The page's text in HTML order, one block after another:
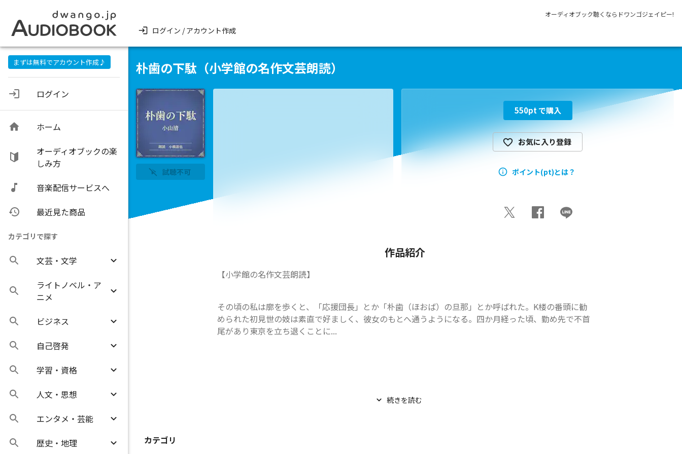
オーディオブック聴くならドワンゴジェイピー!
ログイン / アカウント作成
まずは無料でアカウント作成♪
ログイン
ホーム
オーディオブックの楽
しみ方
音楽配信サービスへ
最近見た商品
カテゴリで探す
文芸・文学
ライトノベル・ア
ニメ
ビジネス
自己啓発
学習・資格
人文・思想
エンタメ・芸能
歴史・地理
朴歯の下駄（小学館の名作文芸朗読）
試聴不可
550pt で購入
お気に入り登録
ポイント(pt)とは？
作品紹介
【小学館の名作文芸朗読】
その頃の私は廓を歩くと、「応援団長」とか「朴歯（ほおば）の旦那」とか呼ばれた。K楼の番頭に勧
められた初見世の妓は素直で好ましく、彼女のもとへ通うようになる。四か月経った頃、勤め先で不首
尾があり東京を立ち退くことに...
続きを読む
カテゴリ